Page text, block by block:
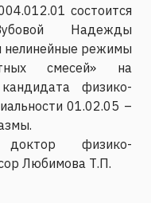
состоится
Надежды
нелинейные режимы
смесей» на
физико-
01.02.05 –
доктор физико-
Любимова Т.П.